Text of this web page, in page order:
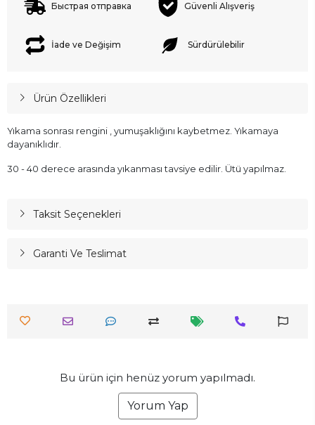
Быстрая отправка Güvenli Alışveriş
İade ve Değişim Sürdürülebilir
Ürün Özellikleri
Yıkama sonrası rengini , yumuşaklığını kaybetmez. Yıkamaya
dayanıklıdır.
30 - 40 derece arasında yıkanması tavsiye edilir. Ütü yapılmaz.
Taksit Seçenekleri
Garanti Ve Teslimat
Bu ürün için henüz yorum yapılmadı.
Yorum Yap